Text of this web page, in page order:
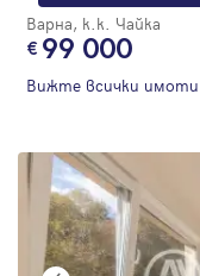
Варна, к.к. Чайка
99 000
Вижте всички имоти